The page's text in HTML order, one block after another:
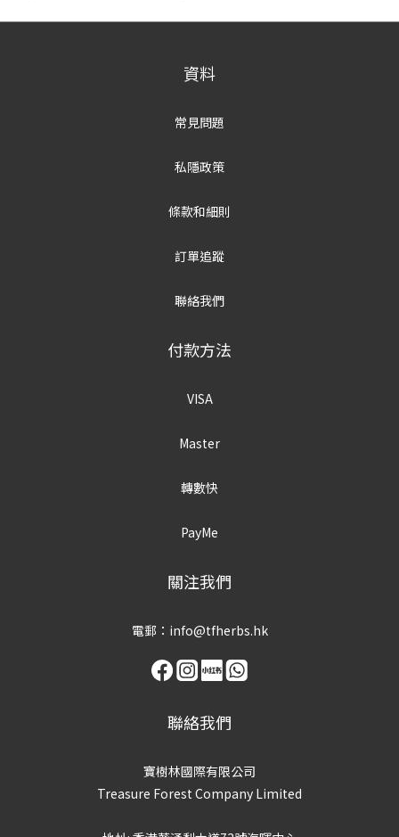
資料
常見問題
私隱政策
條款和細則
訂單追蹤
聯絡我們
付款方法
VISA
Master
轉數快
PayMe
關注我們
電郵：info@tfherbs.hk
聯絡我們
寶樹林國際有限公司
Treasure Forest Company Limited